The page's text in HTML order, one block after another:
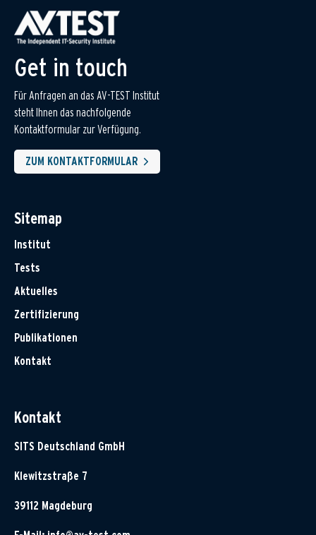
Get in touch
Für Anfragen an das AV-TEST Institut
steht Ihnen das nachfolgende
Kontaktformular zur Verfügung.
ZUM KONTAKTFORMULAR
Sitemap
Institut
Tests
Aktuelles
Zertifizierung
Publikationen
Kontakt
Kontakt
SITS Deutschland GmbH
Klewitzstraße 7
39112 Magdeburg